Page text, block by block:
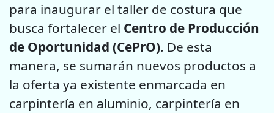
para inaugurar el taller de costura que
busca fortalecer el Centro de Producción
de Oportunidad (CePrO). De esta
manera, se sumarán nuevos productos a
la oferta ya existente enmarcada en
carpintería en aluminio, carpintería en